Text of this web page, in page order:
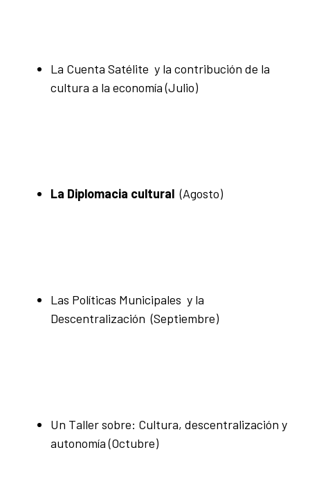
La Cuenta Satélite y la contribución de la
cultura a la economía (Julio)
La Diplomacia cultural (Agosto)
Las Políticas Municipales y la
Descentralización (Septiembre)
Un Taller sobre: Cultura, descentralización y
autonomía (Octubre)